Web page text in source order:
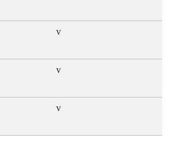
v
v
v